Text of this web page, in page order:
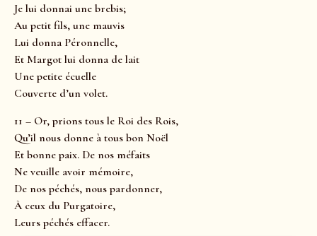
Je lui donnai une brebis;
Au petit fils, une mauvis
Lui donna Péronnelle,
Et Margot lui donna de lait
Une petite écuelle
Couverte d’un volet.
11 – Or, prions tous le Roi des Rois,
Qu’il nous donne à tous bon Noël
Et bonne paix. De nos méfaits
Ne veuille avoir mémoire,
De nos péchés, nous pardonner,
À ceux du Purgatoire,
Leurs péchés effacer.